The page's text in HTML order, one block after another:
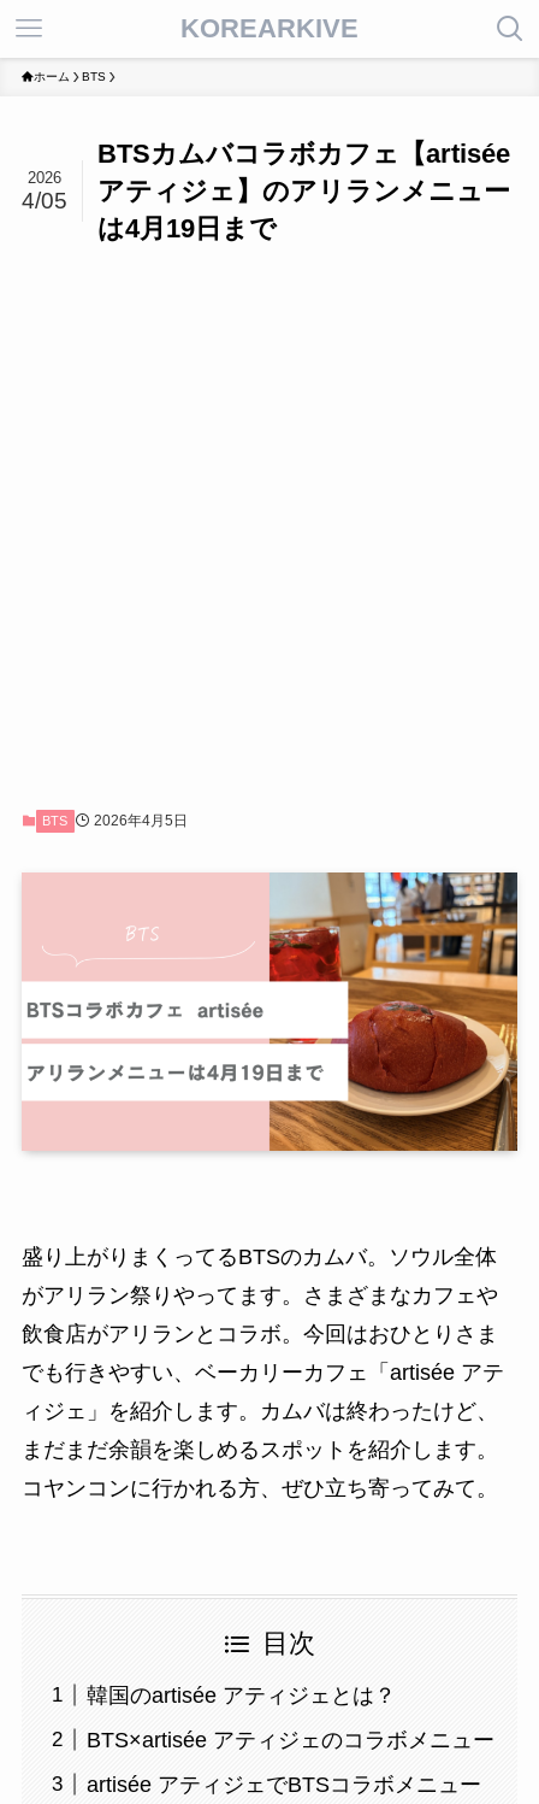
KOREARKIVE
ホーム BTS
BTSカムバコラボカフェ【artisée
アティジェ】のアリランメニュー
は4月19日まで
2026
4/05
BTS 2026年4月5日
盛り上がりまくってるBTSのカムバ。ソウル全体
がアリラン祭りやってます。さまざまなカフェや
飲食店がアリランとコラボ。今回はおひとりさま
でも行きやすい、ベーカリーカフェ「artisée アテ
ィジェ」を紹介します。カムバは終わったけど、
まだまだ余韻を楽しめるスポットを紹介します。
コヤンコンに行かれる方、ぜひ立ち寄ってみて。
目次
韓国のartisée アティジェとは？
BTS×artisée アティジェのコラボメニュー
artisée アティジェでBTSコラボメニュー